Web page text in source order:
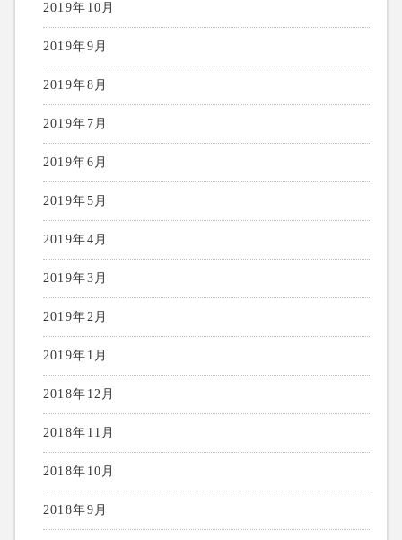
2019年10月
2019年9月
2019年8月
2019年7月
2019年6月
2019年5月
2019年4月
2019年3月
2019年2月
2019年1月
2018年12月
2018年11月
2018年10月
2018年9月